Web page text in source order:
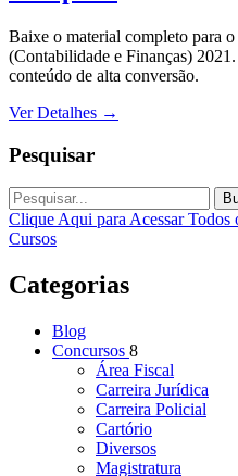
Baixe o material completo para
(Contabilidade e Finanças)
conteúdo de alta conversão.
Ver Detalhes →
Pesquisar
Clique Aqui para Acessar Todos
Cursos
Categorias
Blog
Concursos 8
Área Fiscal
Carreira Jurídica
Carreira Policial
Cartório
Diversos
Magistratura